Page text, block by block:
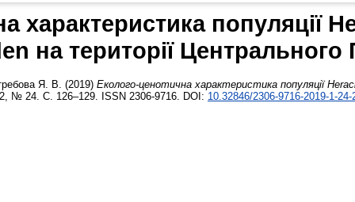
характеристика популяції
на території Центрального
Я. В. (2019) Еколого-ценотична характеристика популяції
2, № 24. С. 126–129. ISSN 2306-9716. DOI: 10.32846/2306-9716-2019-1-24-